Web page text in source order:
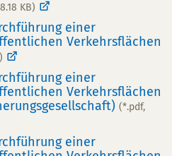
KB)
einer
Verkehrsflächen
einer
Verkehrsflächen
(*.pdf,
einer